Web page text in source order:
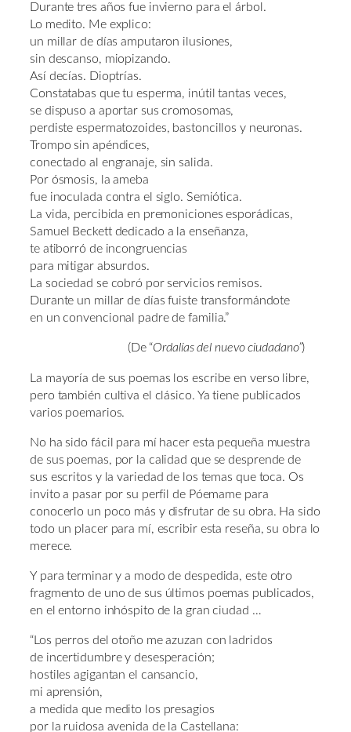
Durante tres años fue invierno para el árbol.
Lo medito. Me explico:
un millar de días amputaron ilusiones,
sin descanso, miopizando.
Así decías. Dioptrías.
Constatabas que tu esperma, inútil tantas veces,
se dispuso a aportar sus cromosomas,
perdiste espermatozoides, bastoncillos y neuronas.
Trompo sin apéndices,
conectado al engranaje, sin salida.
Por ósmosis, la ameba
fue inoculada contra el siglo. Semiótica.
La vida, percibida en premoniciones esporádicas,
Samuel Beckett dedicado a la enseñanza,
te atiborró de incongruencias
para mitigar absurdos.
La sociedad se cobró por servicios remisos.
Durante un millar de días fuiste transformándote
en un convencional padre de familia.”
(De “Ordalías del nuevo ciudadano”)
La mayoría de sus poemas los escribe en verso libre,
pero también cultiva el clásico. Ya tiene publicados
varios poemarios.
No ha sido fácil para mí hacer esta pequeña muestra
de sus poemas, por la calidad que se desprende de
sus escritos y la variedad de los temas que toca. Os
invito a pasar por su perfil de Póemame para
conocerlo un poco más y disfrutar de su obra. Ha sido
todo un placer para mí, escribir esta reseña, su obra lo
merece.
Y para terminar y a modo de despedida, este otro
fragmento de uno de sus últimos poemas publicados,
en el entorno inhóspito de la gran ciudad …
“Los perros del otoño me azuzan con ladridos
de incertidumbre y desesperación;
hostiles agigantan el cansancio,
mi aprensión,
a medida que medito los presagios
por la ruidosa avenida de la Castellana: